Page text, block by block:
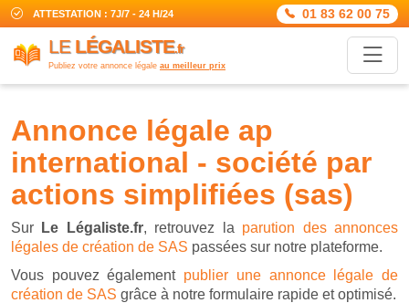
ATTESTATION : 7J/7 - 24 H/24 01 83 62 00 75
LE LÉGALISTE.fr
Publiez votre annonce légale au meilleur prix
annonce légale ap
international - société par
actions simplifiées (sas)
Sur Le Légaliste.fr, retrouvez la parution des annonces
légales de création de SAS passées sur notre plateforme.
Vous pouvez également publier une annonce légale de
création de SAS grâce à notre formulaire rapide et optimisé.